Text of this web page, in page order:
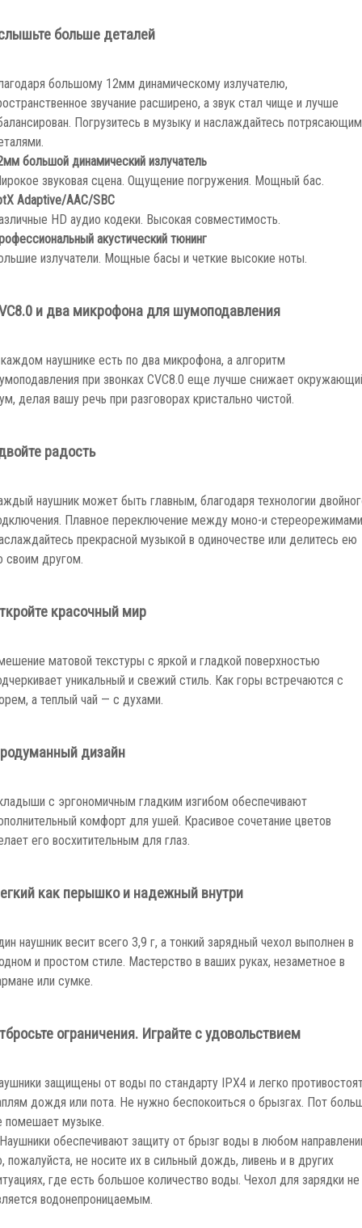
больше деталей
большому 12мм динамическому излучателю,
звучание расширено, а звук стал чище и лучше
Погрузитесь в музыку и наслаждайтесь
большой динамический излучатель
звуковая сцена. Ощущение погружения. Мощный бас.
Adaptive/AAC/SBC
HD аудио кодеки. Высокая совместимость.
акустический тюнинг
излучатели. Мощные басы и четкие высокие ноты.
и два микрофона для шумоподавления
наушнике есть по два микрофона, а алгоритм
при звонках CVC8.0 еще лучше снижает
делая вашу речь при разговорах кристально чистой.
радость
наушник может быть главным, благодаря технологии
Плавное переключение между моно-и
прекрасной музыкой в одиночестве или делитесь ею
своим другом.
красочный мир
матовой текстуры с яркой и гладкой поверхностью
уникальный и свежий стиль. Как горы встречаются с
а теплый чай — с духами.
дизайн
с эргономичным гладким изгибом обеспечивают
комфорт для ушей. Красивое сочетание цветов
его восхитительным для глаз.
как перышко и надежный внутри
наушник весит всего 3,9 г, а тонкий зарядный чехол выполнен в
и простом стиле. Мастерство в ваших руках, незаметное в
или сумке.
ограничения. Играйте с удовольствием
защищены от воды по стандарту IPX4 и легко
дождя или пота. Не нужно беспокоиться о брызгах. Пот
помешает музыке.
обеспечивают защиту от брызг воды в любом
пожалуйста, не носите их в сильный дождь, ливень и в других
где есть большое количество воды. Чехол для зарядки не
водонепроницаемым.